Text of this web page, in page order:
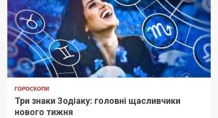
ГОРОСКОПИ
Три знаки Зодіаку: головні щасливчики
нового тижня